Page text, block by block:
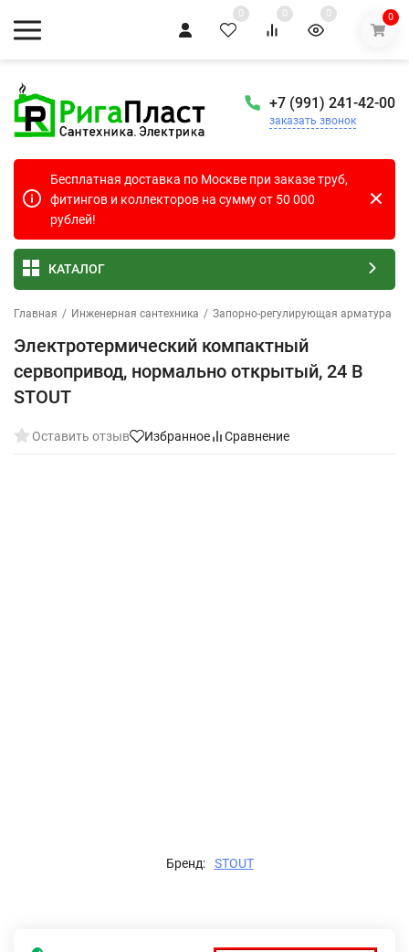
0 0 0 0
+7 (991) 241-42-00
заказать звонок
Бесплатная доставка по Москве при заказе труб,
фитингов и коллекторов на сумму от 50 000
рублей!
КАТАЛОГ
Главная / Инженерная сантехника / Запорно-регулирующая арматура
Электротермический компактный
сервопривод, нормально открытый, 24 В
STOUT
Оставить отзыв Избранное Сравнение
Бренд: STOUT